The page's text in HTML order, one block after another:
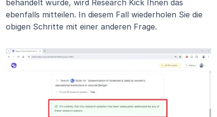
behandelt wurde, wird Research Kick Ihnen das
ebenfalls mitteilen. In diesem Fall wiederholen Sie die
obigen Schritte mit einer anderen Frage.